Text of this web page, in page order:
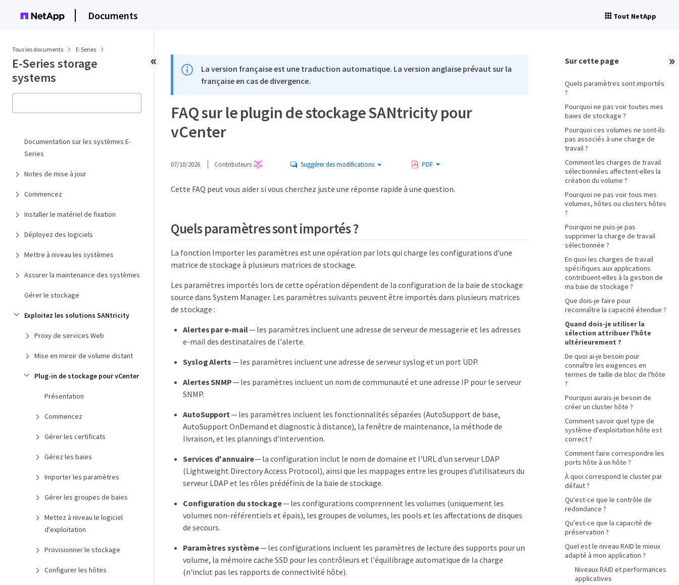
Documents Tout NetApp
Tous les documents E-Series
E-Series storage
systems
Documentation sur les systèmes E-
Series
Notes de mise à jour
Commencez
Installer le matériel de fixation
Déployez des logiciels
Mettre à niveau les systèmes
Assurer la maintenance des systèmes
Gérer le stockage
Exploitez les solutions SANtricity
Proxy de services Web
Mise en miroir de volume distant
Plug-in de stockage pour vCenter
Présentation
Commencez
Gérer les certificats
Gérez les baies
Importer les paramètres
Gérer les groupes de baies
Mettez à niveau le logiciel
d'exploitation
Provisionner le stockage
Configurer les hôtes
La version française est une traduction automatique. La version anglaise prévaut sur la
française en cas de divergence.
FAQ sur le plugin de stockage SANtricity pour
vCenter
07/10/2026 Contributeurs Suggérer des modifications PDF
Cette FAQ peut vous aider si vous cherchez juste une réponse rapide à une question.
Quels paramètres sont importés ?
La fonction Importer les paramètres est une opération par lots qui charge les configurations d'une
matrice de stockage à plusieurs matrices de stockage.
Les paramètres importés lors de cette opération dépendent de la configuration de la baie de stockage
source dans System Manager. Les paramètres suivants peuvent être importés dans plusieurs matrices
de stockage :
Alertes par e-mail— les paramètres incluent une adresse de serveur de messagerie et les adresses
e-mail des destinataires de l'alerte.
Syslog Alerts— les paramètres incluent une adresse de serveur syslog et un port UDP.
Alertes SNMP— les paramètres incluent un nom de communauté et une adresse IP pour le serveur
SNMP.
AutoSupport— les paramètres incluent les fonctionnalités séparées (AutoSupport de base,
AutoSupport OnDemand et diagnostic à distance), la fenêtre de maintenance, la méthode de
livraison, et les plannings d'intervention.
Services d'annuaire— la configuration inclut le nom de domaine et l'URL d'un serveur LDAP
(Lightweight Directory Access Protocol), ainsi que les mappages entre les groupes d'utilisateurs du
serveur LDAP et les rôles prédéfinis de la baie de stockage.
Configuration du stockage— les configurations comprennent les volumes (uniquement les
volumes non-référentiels et épais), les groupes de volumes, les pools et les affectations de disques
de secours.
Paramètres système— les configurations incluent les paramètres de lecture des supports pour un
volume, la mémoire cache SSD pour les contrôleurs et l'équilibrage automatique de la charge
(n'inclut pas les rapports de connectivité hôte).
Sur cette page
Quels paramètres sont importés
?
Pourquoi ne pas voir toutes mes
baies de stockage ?
Pourquoi ces volumes ne sont-ils
pas associés à une charge de
travail ?
Comment les charges de travail
sélectionnées affectent-elles la
création du volume ?
Pourquoi ne pas voir tous mes
volumes, hôtes ou clusters hôtes
?
Pourquoi ne puis-je pas
supprimer la charge de travail
sélectionnée ?
En quoi les charges de travail
spécifiques aux applications
contribuent-elles à la gestion de
ma baie de stockage ?
Que dois-je faire pour
reconnaître la capacité étendue ?
Quand dois-je utiliser la
sélection attribuer l'hôte
ultérieurement ?
De quoi ai-je besoin pour
connaître les exigences en
termes de taille de bloc de l'hôte
?
Pourquoi aurais-je besoin de
créer un cluster hôte ?
Comment savoir quel type de
système d'exploitation hôte est
correct ?
Comment faire correspondre les
ports hôte à un hôte ?
À quoi correspond le cluster par
défaut ?
Qu'est-ce que le contrôle de
redondance ?
Qu'est-ce que la capacité de
préservation ?
Quel est le niveau RAID le mieux
adapté à mon application ?
Niveaux RAID et performances
applicatives